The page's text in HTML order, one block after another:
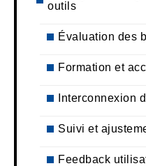
outils
Évaluation des
Formation et
Interconnexion
Suivi et
Feedback